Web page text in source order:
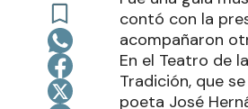
contó con la
acompañaron
En el Teatro de
Tradición, que
poeta José